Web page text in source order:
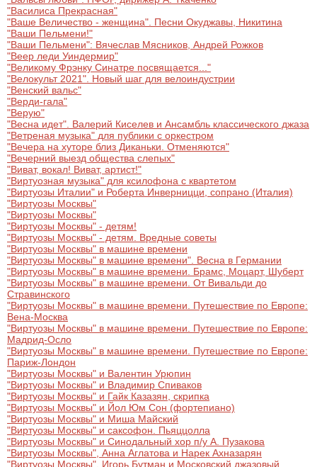
Поп и эстрада
Альтернатива
Классическая музыка
Круиз Фест
Open-air на ВДНХ
Джаз и блюз
Этно, фолк, кантри
Рок
Шансон, романс, авторская песня
Металл
Известные актёры
Комедия
Творческий вечер
Мюзикл, оперетта
Балет
Драма
Музыкальный спектакль
Спектакль
Иммерсивный спектакль
Детский концерт
Детский спектакль
Детское шоу
Детский мюзикл
Все события
Все события
"Василиса Прекрасная"
"Ваше Величество - женщина". Песни Окуджавы, Никитина
"Ваши Пельмени!"
"Ваши Пельмени": Вячеслав Мясников, Андрей Рожков
"Веер леди Уиндермир"
"Великому Фрэнку Синатре посвящается..."
"Велокульт 2021". Новый шаг для велоиндустрии
"Венский вальс"
"Верди-гала"
"Верую"
"Весна идет". Валерий Киселев и Ансамбль классического джаза
"Ветреная музыка" для публики с оркестром
"Вечера на хуторе близ Диканьки. Отменяются"
"Вечерний выезд общества слепых"
"Виват, вокал! Виват, артист!"
"Виртуозная музыка" для ксилофона с квартетом
"Виртуозы Италии" и Роберта Инверницци, сопрано (Италия)
"Виртуозы Москвы"
"Виртуозы Москвы"
"Виртуозы Москвы" - детям!
"Виртуозы Москвы" - детям. Вредные советы
"Виртуозы Москвы" в машине времени
"Виртуозы Москвы" в машине времени". Весна в Германии
"Виртуозы Москвы" в машине времени. Брамс, Моцарт, Шуберт
"Виртуозы Москвы" в машине времени. От Вивальди до
Стравинского
"Виртуозы Москвы" в машине времени. Путешествие по Европе:
Вена-Москва
"Виртуозы Москвы" в машине времени. Путешествие по Европе:
Мадрид-Осло
"Виртуозы Москвы" в машине времени. Путешествие по Европе:
Париж-Лондон
"Виртуозы Москвы" и Валентин Урюпин
"Виртуозы Москвы" и Владимир Спиваков
"Виртуозы Москвы" и Гайк Казазян, скрипка
"Виртуозы Москвы" и Йол Юм Сон (фортепиано)
"Виртуозы Москвы" и Миша Майский
"Виртуозы Москвы" и саксофон. Пьяццолла
"Виртуозы Москвы" и Синодальный хор п/у А. Пузакова
"Виртуозы Москвы", Анна Аглатова и Нарек Ахназарян
"Виртуозы Москвы", Игорь Бутман и Московский джазовый